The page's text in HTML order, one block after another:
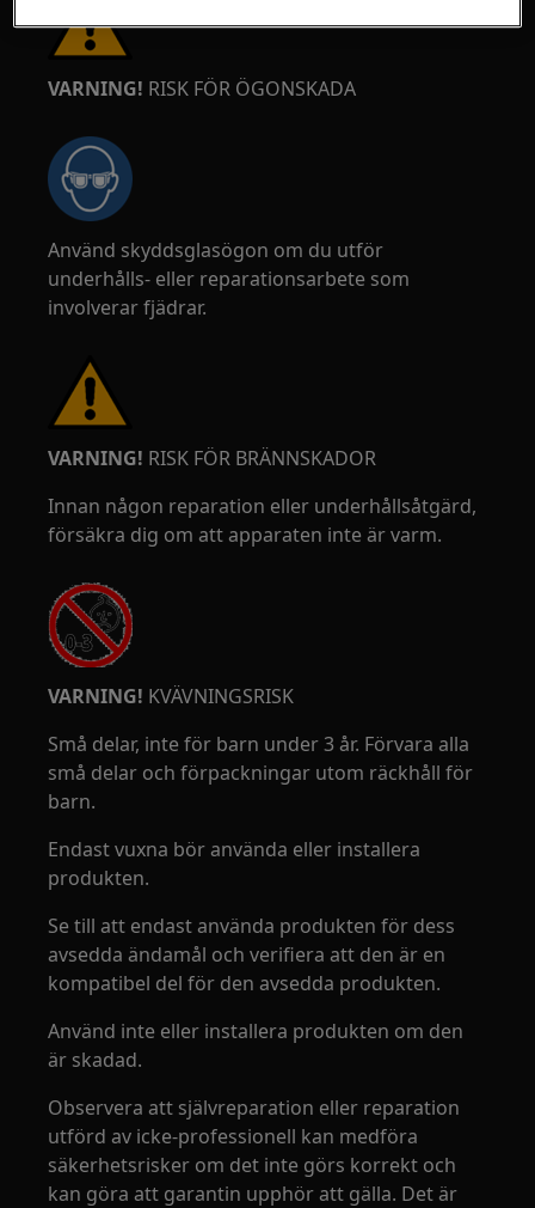
VARNING! RISK FÖR ÖGONSKADA
Använd skyddsglasögon om du utför
underhålls- eller reparationsarbete som
involverar fjädrar.
VARNING! RISK FÖR BRÄNNSKADOR
Innan någon reparation eller underhållsåtgärd,
försäkra dig om att apparaten inte är varm.
VARNING! KVÄVNINGSRISK
Små delar, inte för barn under 3 år. Förvara alla
små delar och förpackningar utom räckhåll för
barn.
Endast vuxna bör använda eller installera
produkten.
Se till att endast använda produkten för dess
avsedda ändamål och verifiera att den är en
kompatibel del för den avsedda produkten.
Använd inte eller installera produkten om den
är skadad.
Observera att självreparation eller reparation
utförd av icke-professionell kan medföra
säkerhetsrisker om det inte görs korrekt och
kan göra att garantin upphör att gälla. Det är